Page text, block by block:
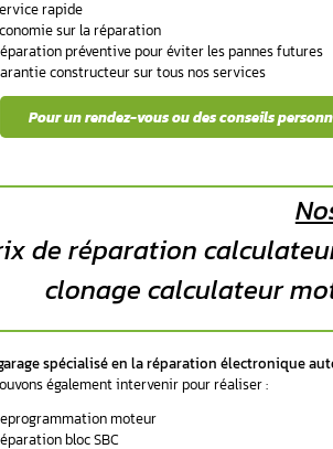
Démarrage impossible
Dysfonctionnements
Instabilité moteur
Défaut de
Témoins lumineux:
Notre équipe technique
3. Quelles
Aurel Automobile propose
calculateur au remplacement
3.1. Réparation
Réparation du